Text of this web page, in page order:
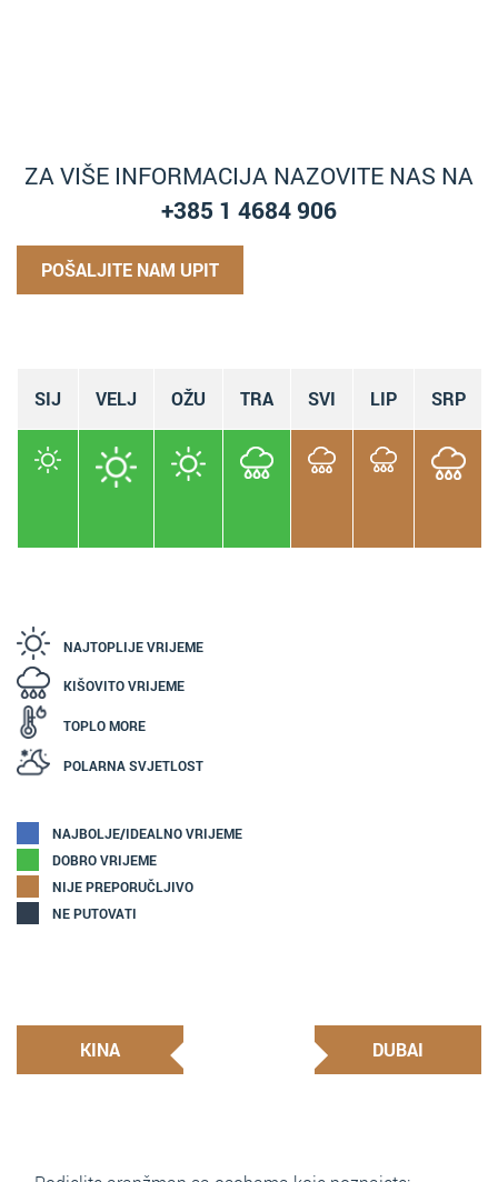
ZA VIŠE INFORMACIJA NAZOVITE NAS NA
+385 1 4684 906
POŠALJITE NAM UPIT
SIJ VELJ OŽU TRA SVI LIP SRP
NAJTOPLIJE VRIJEME
KIŠOVITO VRIJEME
TOPLO MORE
POLARNA SVJETLOST
NAJBOLJE/IDEALNO VRIJEME
DOBRO VRIJEME
NIJE PREPORUČLJIVO
NE PUTOVATI
KINA DUBAI